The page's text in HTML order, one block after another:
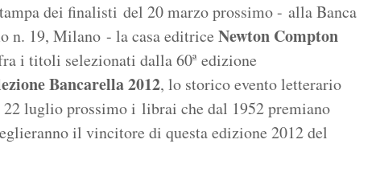
dei finalisti del 20 marzo prossimo - alla Banca
n. 19, Milano - la casa editrice Newton Compton
i titoli selezionati dalla 60ª edizione
Bancarella 2012, lo storico evento letterario
luglio prossimo i librai che dal 1952 premiano
il vincitore di questa edizione 2012 del